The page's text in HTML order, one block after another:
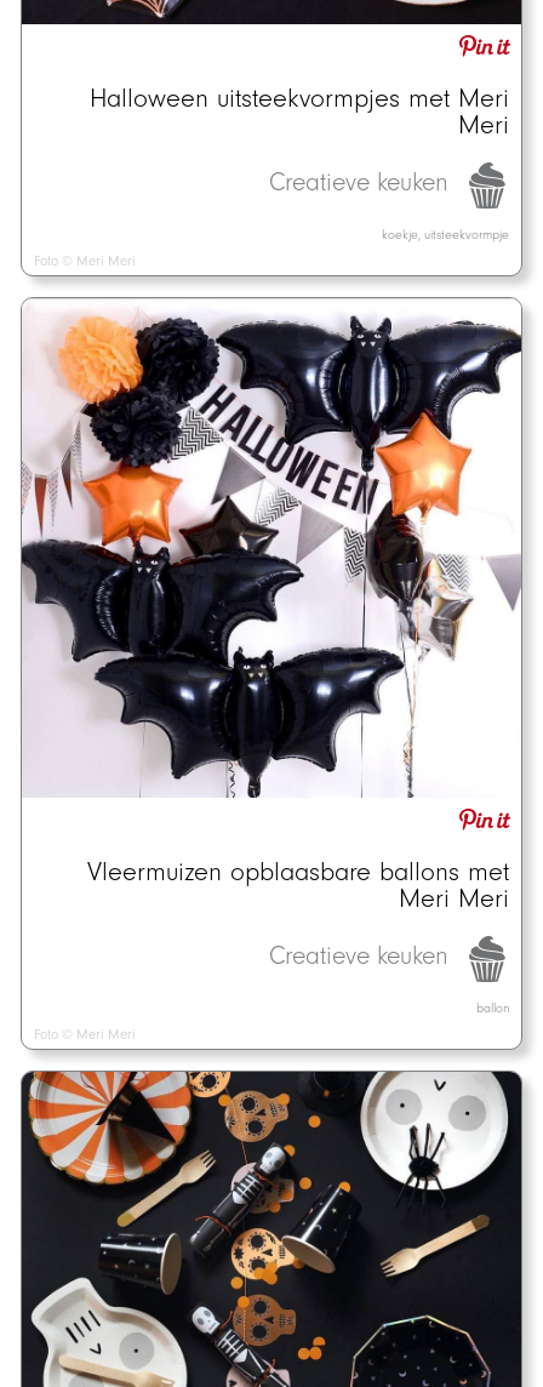
Halloween uitsteekvormpjes met Meri
Meri
Creatieve keuken
koekje, uitsteekvormpje
Foto © Meri Meri
Vleermuizen opblaasbare ballons met
Meri Meri
Creatieve keuken
ballon
Foto © Meri Meri